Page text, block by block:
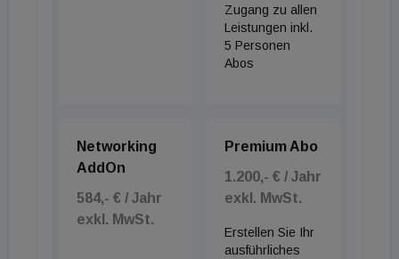
verzeichnet das Fach Facility Management mit rund
10 %. "Der Blick auf die Universitäten macht Mut",
so die Immofrauen-Vorstandsvorsitzende Katrin
für Führungspositionen fit zu machen! Angesichts
der bevorstehenden Herausforderungen und des
Fachkräftemangels kann es sich die Branche nicht
leisten, dass dieses Potenzial auf dem Weg an die
Zugang zu allen
Leistungen inkl.
5 Personen
Abos
Networking
AddOn
584,- € / Jahr
exkl. MwSt.
Premium Abo
1.200,- € / Jahr
exkl. MwSt.
Erstellen Sie Ihr
ausführliches